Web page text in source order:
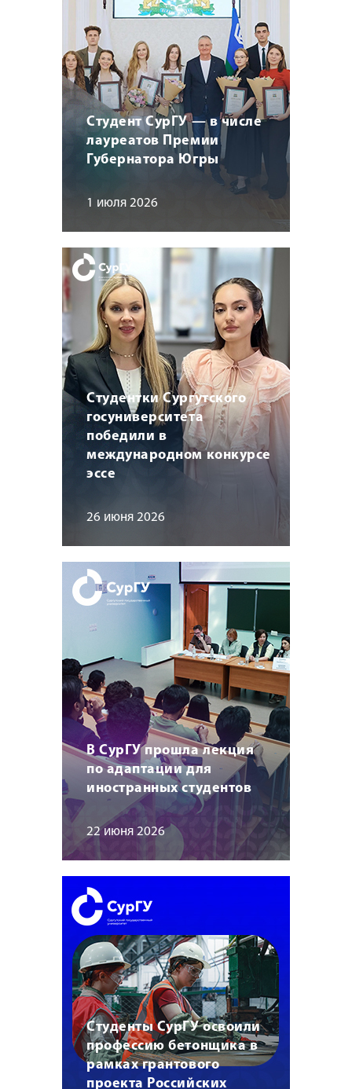
Студент СурГУ — в числе
лауреатов Премии
Губернатора Югры
1 июля 2026
Студентки Сургутского
госуниверситета
победили в
международном конкурсе
эссе
26 июня 2026
В СурГУ прошла лекция
по адаптации для
иностранных студентов
22 июня 2026
Студенты СурГУ освоили
профессию бетонщика в
рамках грантового
проекта Российских